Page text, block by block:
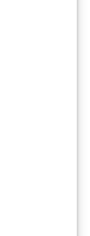
: 2
10 kg
sec : 72 %